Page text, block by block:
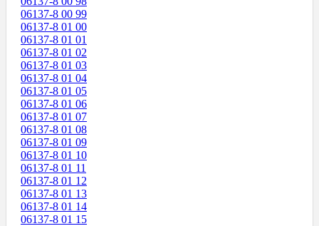
06137-8 00 99
06137-8 01 00
06137-8 01 01
06137-8 01 02
06137-8 01 03
06137-8 01 04
06137-8 01 05
06137-8 01 06
06137-8 01 07
06137-8 01 08
06137-8 01 09
06137-8 01 10
06137-8 01 11
06137-8 01 12
06137-8 01 13
06137-8 01 14
06137-8 01 15